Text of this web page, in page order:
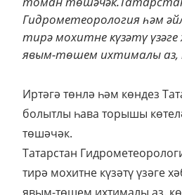
тирә мохитне күзәтү үзәге
явым-төшем ихтималы аз,
көнчыгыштан уртача
Төнлә термометрның
-15..-20 градуска кадәр
салкын булырга мөмкин.
температурасы -10..-15